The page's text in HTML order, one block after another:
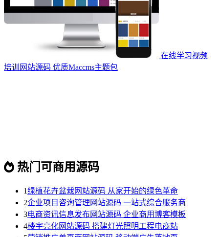
在线学习视频
培训网站源码 优质Maccms主题包
热门可商用源码
1绿植花卉盆栽网站源码 从家开始的绿色革命
2企业项目咨询管理网站源码 一站式综合服务商
3电商资讯信息发布网站源码 企业商用博客模板
4楼宇亮化网站源码 搭建灯光照明工程电商站